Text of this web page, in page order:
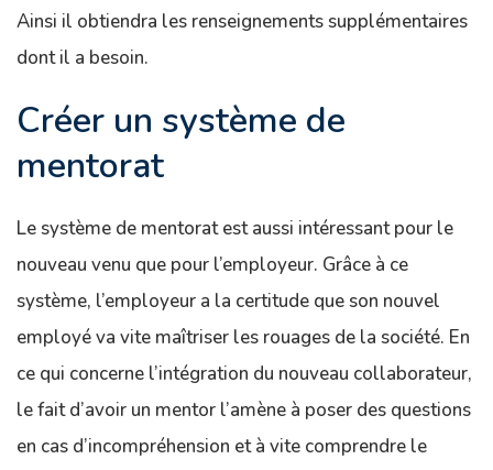
Ainsi il obtiendra les renseignements supplémentaires
dont il a besoin.
Créer un système de
mentorat
Le système de mentorat est aussi intéressant pour le
nouveau venu que pour l’employeur. Grâce à ce
système, l’employeur a la certitude que son nouvel
employé va vite maîtriser les rouages de la société. En
ce qui concerne l’intégration du nouveau collaborateur,
le fait d’avoir un mentor l’amène à poser des questions
en cas d’incompréhension et à vite comprendre le